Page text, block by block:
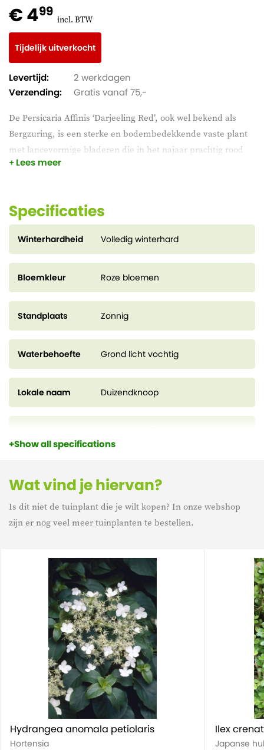
De Persicaria Affinis ‘Darjeeling Red’, ook wel bekend als
Bergzuring, is een sterke en bodembedekkende vaste plant
met lancevormige bladeren die in het najaar prachtig rood
kleuren. Ze vormt een compacte groei met kleine, sierlijke
rotstuinen, hellingen en als bodembedekker onder struiken.
Ze houdt van een zonnige tot halfschaduwrijke plek en goed
doorlatende, vochtige grond.
Lees meer
€ 499 incl. BTW
Tijdelijk uitverkocht
Levertijd:
2 werkdagen
Verzending:
Gratis vanaf 75,-
Specificaties
Winterhardheid Volledig winterhard
Bloemkleur Roze bloemen
Standplaats Zonnig
Waterbehoefte Grond licht vochtig
Lokale naam Duizendknoop
Hoogte 20 cm
Levensduur Meerjarig
Kenmerk Winterhard
Hoogte incl. pot 15,00
Show all specifications
Wat vind je hiervan?
Is dit niet de tuinplant die je wilt kopen? In onze webshop
zijn er nog veel meer tuinplanten te bestellen.
Hydrangea anomala petiolaris
Hortensia
Ilex
Japanse